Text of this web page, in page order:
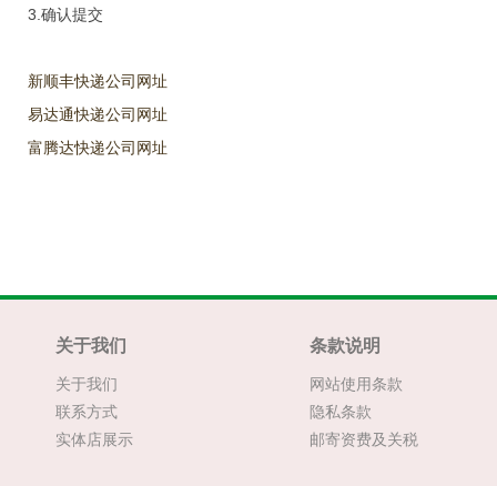
3.确认提交
新顺丰快递公司网址
易达通快递公司网址
富腾达快递公司网址
关于我们
关于我们
联系方式
实体店展示
条款说明
网站使用条款
隐私条款
邮寄资费及关税